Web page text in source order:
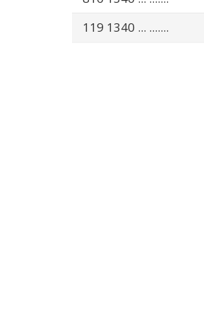
119 1340 ... .......